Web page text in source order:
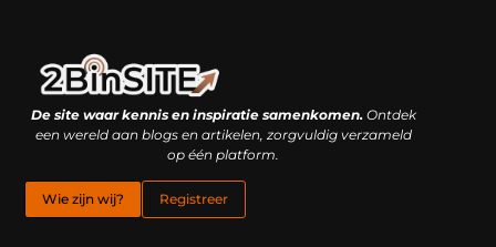
De site waar kennis en inspiratie samenkomen.Ontdek
een wereld aan blogs en artikelen, zorgvuldig verzameld
op één platform.
Wie zijn wij? Registreer